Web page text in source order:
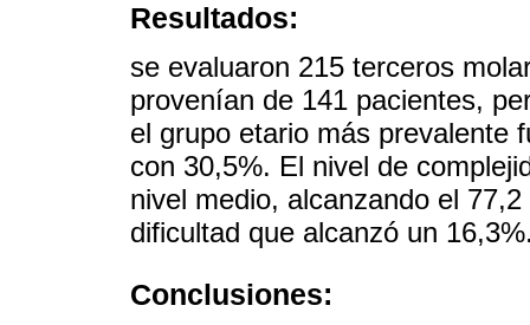
Resultados:
se evaluaron 215 terceros
provenían de 141 pacientes,
el grupo etario más prevalente
con 30,5%. El nivel de
nivel medio, alcanzando el
dificultad que alcanzó un
Conclusiones: